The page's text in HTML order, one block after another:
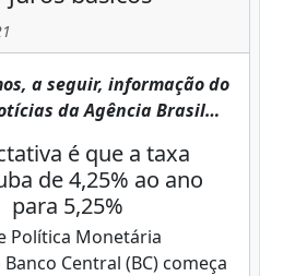
a seguir, informação do
da Agência Brasil…
é que a taxa
de 4,25% ao ano
para 5,25%
Política Monetária
Central (BC) começa